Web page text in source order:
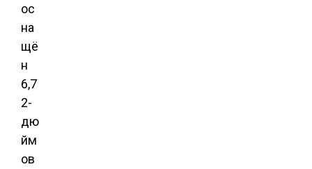
ос
на
щё
н
6,7
2-
дю
йм
ов